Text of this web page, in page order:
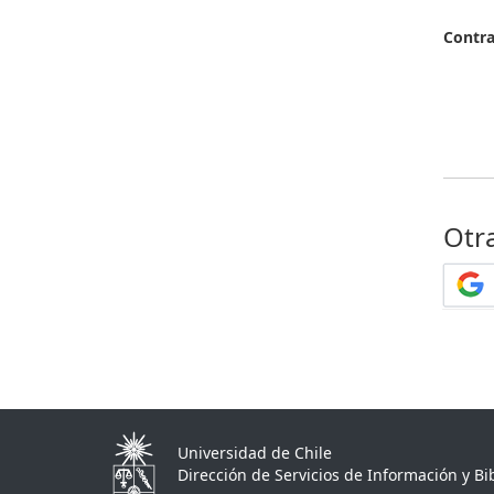
Universidad de Chile
Dirección de Servicios de Información y